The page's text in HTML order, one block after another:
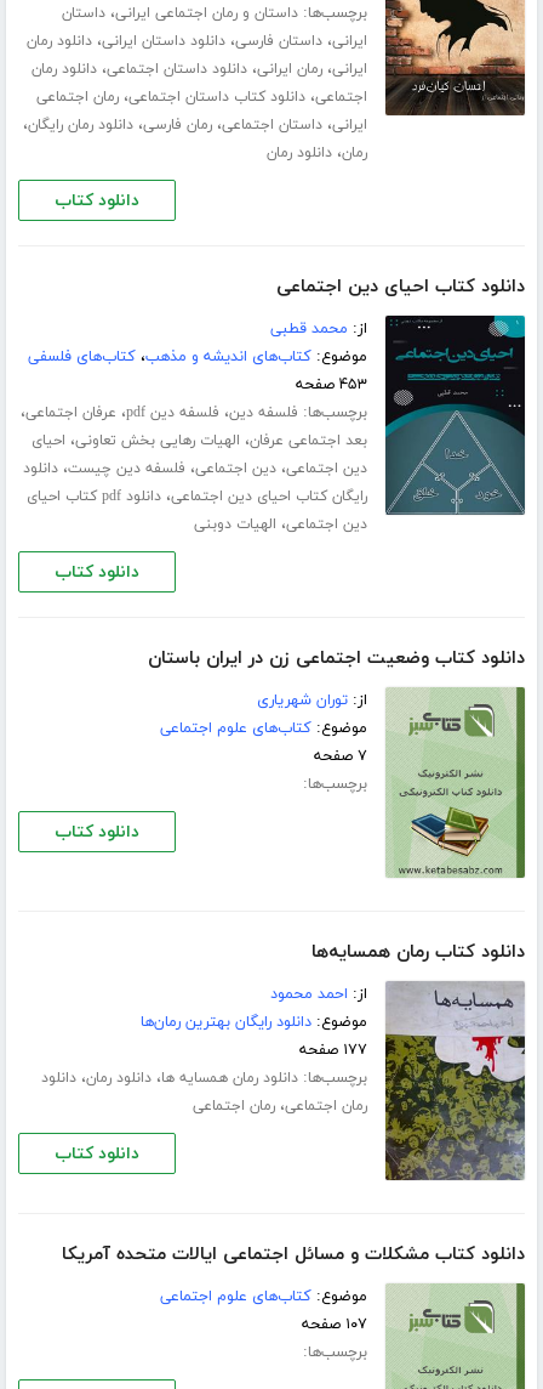
برچسب‌ها:داستان و رمان اجتماعی ایرانی،داستان
ایرانی،داستان فارسی،دانلود داستان ایرانی،دانلود رمان
ایرانی،رمان ایرانی،دانلود داستان اجتماعی،دانلود رمان
اجتماعی،دانلود کتاب داستان اجتماعی،رمان اجتماعی
ایرانی،داستان اجتماعی،رمان فارسی،دانلود رمان رایگان،
رمان،دانلود رمان
دانلود کتاب
دانلود کتاب احیای دین اجتماعی
از: محمد قطبی
موضوع:کتاب‌های اندیشه و مذهب،کتاب‌های فلسفی
۴۵۳ صفحه
برچسب‌ها: فلسفه دین، فلسفه دین pdf ، عرفان اجتماعی،
بعد اجتماعی عرفان، الهیات رهایی بخش تعاونی، احیای
دین اجتماعی،دین اجتماعی، فلسفه دین چیست،دانلود
رایگان کتاب احیای دین اجتماعی،
دانلود pdf کتاب احیای
دین اجتماعی، الهیات دوبنی
دانلود کتاب
دانلود کتاب وضعیت اجتماعی زن در ایران باستان
از:توران شهریاری
موضوع:کتاب‌های علوم اجتماعی
۷ صفحه
برچسب‌ها:
دانلود کتاب
دانلود کتاب رمان همسایه‌ها
از: احمد محمود
موضوع:دانلود رایگان بهترین رمان‌ها
۱۷۷ صفحه
برچسب‌ها:دانلود رمان همسایه ها،دانلود رمان،دانلود
رمان اجتماعی،رمان اجتماعی
دانلود کتاب
دانلود کتاب مشکلات و مسائل اجتماعی ایالات متحده آمریکا
موضوع:کتاب‌های علوم اجتماعی
۱۰۷ صفحه
برچسب‌ها: